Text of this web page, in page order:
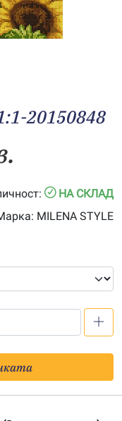
20150848
НА СКЛАД
MILENA STYLE